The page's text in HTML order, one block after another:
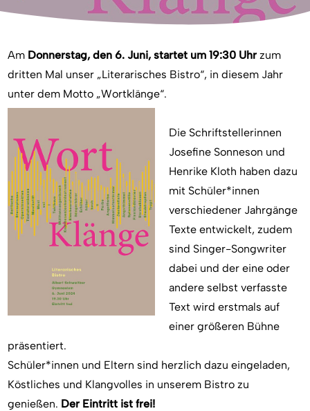
Am Donnerstag, den 6. Juni, startet um 19:30 Uhrzum
dritten Mal unser „Literarisches Bistro“, in diesem Jahr
unter dem Motto „Wortklänge“.
Die Schriftstellerinnen
Josefine Sonneson und
Henrike Kloth haben dazu
mit Schüler*innen
verschiedener Jahrgänge
Texte entwickelt, zudem
sind Singer-Songwriter
dabei und der eine oder
andere selbst verfasste
Text wird erstmals auf
einer größeren Bühne
präsentiert.
Schüler*innen und Eltern sind herzlich dazu eingeladen,
Köstliches und Klangvolles in unserem Bistro zu
genießen. Der Eintritt ist frei!